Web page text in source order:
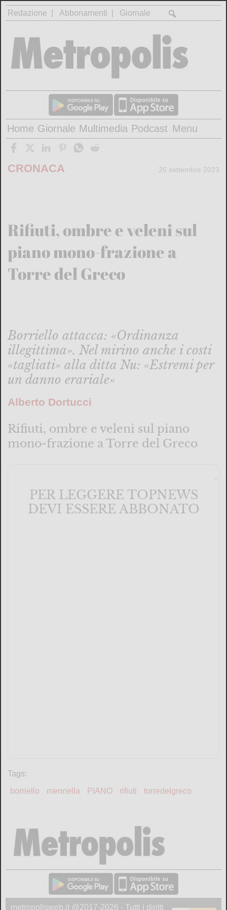
Redazione Abbonamenti Giornale
Home Giornale Multimedia Podcast Menu
CRONACA 26 settembre 2023
Rifiuti, ombre e veleni sul
piano mono-frazione a
Torre del Greco
Borriello attacca: «Ordinanza
illegittima». Nel mirino anche i costi
«tagliati» alla ditta Nu: «Estremi per
un danno erariale»
Alberto Dortucci
Rifiuti, ombre e veleni sul piano
mono-frazione a Torre del Greco
PER LEGGERE TOPNEWS
DEVI ESSERE ABBONATO
Tags:
borriello
mennella PIANO rifiuti torredelgreco
metropolisweb.it @2017-2026 - Tutti i diritti